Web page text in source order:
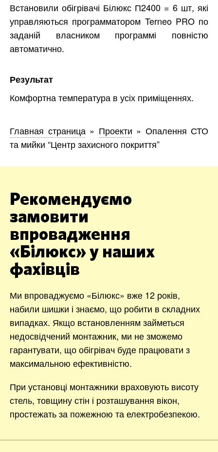
Встановили обігрівачі Білюкс П2400 = 6 шт, які
управляються программатором Terneo PRO по
заданій власником программі повністю
автоматично.
Результат
Комфортна температура в усіх приміщеннях.
Главная страница» Проекти » Опалення СТО
та мийки “Центр захисного покриття”
Рекомендуємо
замовити
впровадження
«Білюкс» у наших
фахівців
Ми впроваджуємо «Білюкс» вже 12 років,
набили шишки і знаємо, що робити в складних
випадках. Якщо встановленням займеться
недосвідчений монтажник, ми не зможемо
гарантувати, що обігрівач буде працювати з
максимальною ефективністю.
При установці монтажники враховують висоту
стель, товщину стін і розташування вікон,
простежать за пожежною та електробезпекою.